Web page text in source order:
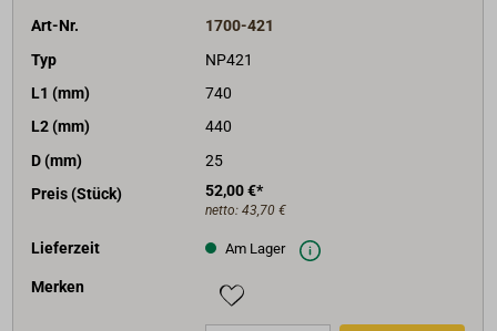
Art-Nr.
1700-421
Typ
NP421
L1 (mm)
740
L2 (mm)
440
D (mm)
25
Preis (Stück)
52,00 €*
netto: 43,70 €
Lieferzeit Am Lager
Merken